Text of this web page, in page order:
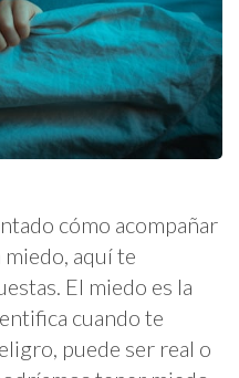
cómo acompañar
aquí te
El miedo es la
cuando te
puede ser real o